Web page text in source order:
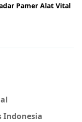
Pamer Alat Vital
Indonesia